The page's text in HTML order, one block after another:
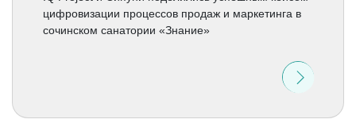
цифровизации процессов продаж и маркетинга в
сочинском санатории «Знание»